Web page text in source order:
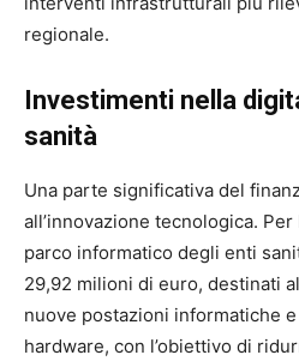
regionale.
Investimenti nella
sanità
Una parte significativa del
all’innovazione tecnologica. Per
parco informatico degli enti
29,92 milioni di euro, destinati
nuove postazioni informatiche
hardware, con l’obiettivo di